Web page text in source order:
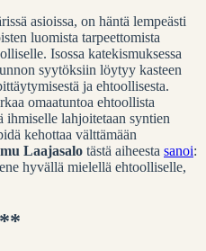
asioissa, on häntä lempeästi
luomista tarpeettomista
Isossa katekismuksessa
syytöksiin löytyy kasteen
ja ehtoollisesta.
omaatuntoa ehtoollista
ihmiselle lahjoitetaan syntien
kehottaa välttämään
Laajasalo tästä aiheesta sanoi:
hyvällä mielellä ehtoolliselle,